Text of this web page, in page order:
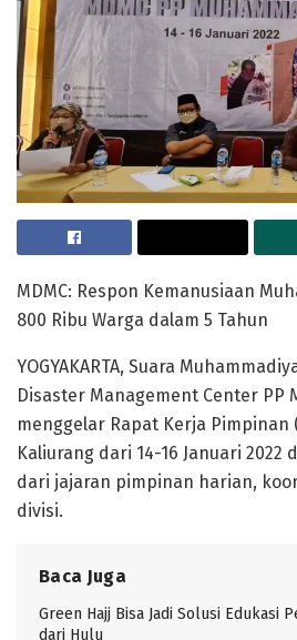
MDMC: Respon Kemanusiaan
800 Ribu Warga dalam 5 Tahun
YOGYAKARTA, Suara
Disaster Management Center PP
menggelar Rapat Kerja Pimpinan
Kaliurang dari 14-16 Januari 2022
dari jajaran pimpinan harian,
divisi.
Baca Juga
Green Hajj Bisa Jadi Solusi Edukasi
dari Hulu